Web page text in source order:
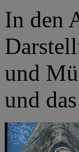
In den
und
und